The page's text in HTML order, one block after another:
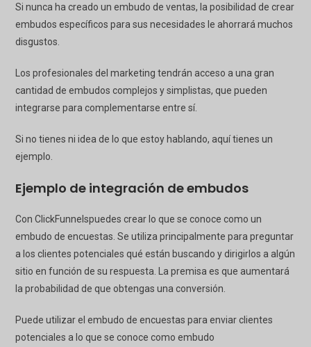
Si nunca ha creado un embudo de ventas, la posibilidad de crear
embudos específicos para sus necesidades le ahorrará muchos
disgustos.
Los profesionales del marketing tendrán acceso a una gran
cantidad de embudos complejos y simplistas, que pueden
integrarse para complementarse entre sí.
Si no tienes ni idea de lo que estoy hablando, aquí tienes un
ejemplo.
Ejemplo de integración de embudos
ConClickFunnelspuedes crear lo que se conoce como un
embudo de encuestas. Se utiliza principalmente para preguntar
a los clientes potenciales qué están buscando y dirigirlos a algún
sitio en función de su respuesta. La premisa es que aumentará
la probabilidad de que obtengas una conversión.
Puede utilizar el embudo de encuestas para enviar clientes
potenciales a lo que se conoce como embudo